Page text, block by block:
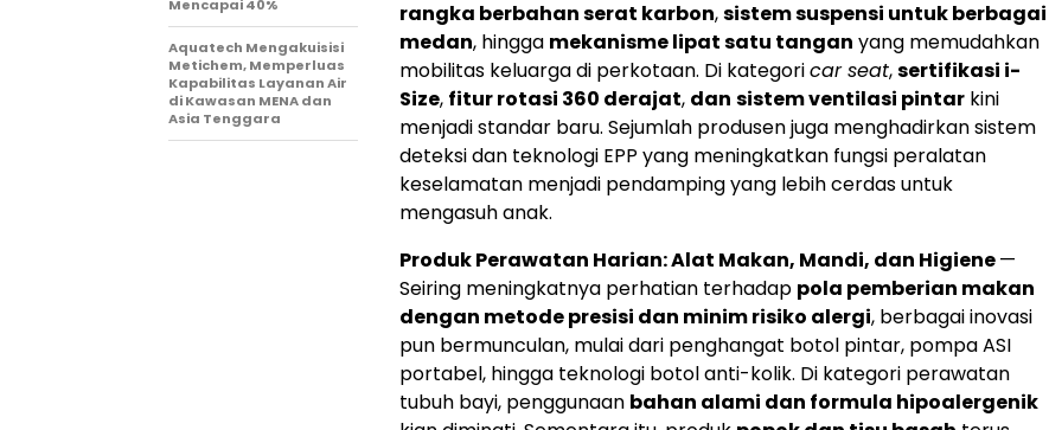
rangka berbahan serat karbon,sistem suspensi untuk berbagai
medan, hingga mekanisme lipat satu tangan yang memudahkan
mobilitas keluarga di perkotaan. Di kategoricar seat,sertifikasi i-
Size, fitur rotasi 360 derajat, dan sistem ventilasi pintar kini
menjadi standar baru. Sejumlah produsen juga menghadirkan sistem
deteksi dan teknologi EPP yang meningkatkan fungsi peralatan
keselamatan menjadi pendamping yang lebih cerdas untuk
mengasuh anak.
Produk Perawatan Harian: Alat Makan, Mandi, dan Higiene—
Seiring meningkatnya perhatian terhadap pola pemberian makan
dengan metode presisi dan minim risiko alergi, berbagai inovasi
pun bermunculan, mulai dari penghangat botol pintar, pompa ASI
portabel, hingga teknologi botol anti-kolik. Di kategori perawatan
tubuh bayi, penggunaan bahan alami dan formula hipoalergenik
Mencapai 40%
Aquatech Mengakuisisi
Metichem, Memperluas
Kapabilitas Layanan Air
di Kawasan MENA dan
Asia Tenggara